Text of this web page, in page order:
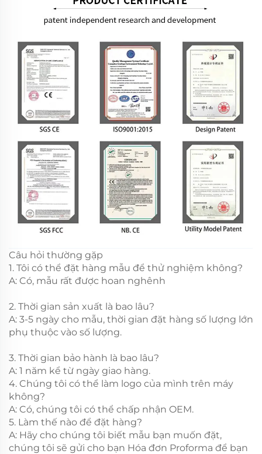
Câu hỏi thường gặp
1. Tôi có thể đặt hàng mẫu để thử nghiệm không?
A: Có, mẫu rất được hoan nghênh
2. Thời gian sản xuất là bao lâu?
A: 3-5 ngày cho mẫu, thời gian đặt hàng số lượng lớn
phụ thuộc vào số lượng.
3. Thời gian bảo hành là bao lâu?
A: 1 năm kể từ ngày giao hàng.
4. Chúng tôi có thể làm logo của mình trên máy
không?
A: Có, chúng tôi có thể chấp nhận OEM.
5. Làm thế nào để đặt hàng?
A: Hãy cho chúng tôi biết mẫu bạn muốn đặt,
chúng tôi sẽ gửi cho bạn Hóa đơn Proforma để bạn